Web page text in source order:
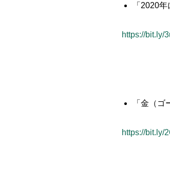
「2020
https://bit.ly/
「金（
https://bit.ly/